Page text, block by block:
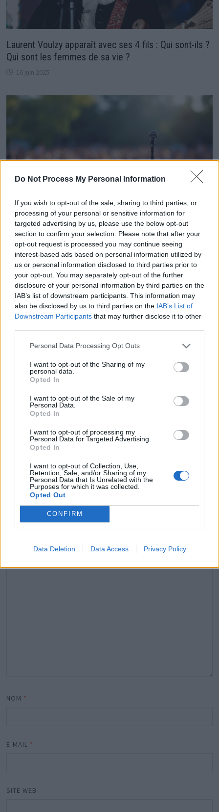
Do Not Process My Personal Information
If you wish to opt-out of the sale, sharing to third parties, or
processing of your personal or sensitive information for
targeted advertising by us, please use the below opt-out
section to confirm your selection. Please note that after your
opt-out request is processed you may continue seeing
interest-based ads based on personal information utilized by
us or personal information disclosed to third parties prior to
your opt-out. You may separately opt-out of the further
disclosure of your personal information by third parties on the
IAB’s list of downstream participants. This information may
also be disclosed by us to third parties on the IAB’s List of
Downstream Participants that may further disclose it to other
Personal Data Processing Opt Outs
I want to opt-out of the Sharing of my
personal data.
Opted In
I want to opt-out of the Sale of my
Personal Data.
Opted In
I want to opt-out of processing my
Personal Data for Targeted Advertising.
Opted In
I want to opt-out of Collection, Use,
Retention, Sale, and/or Sharing of my
Personal Data that Is Unrelated with the
Purposes for which it was collected.
Opted Out
CONFIRM
Data Deletion Data Access Privacy Policy
Laurent Voulzy apparaît avec ses 4 fils : Qui sont-ils ?
Qui sont les femmes de sa vie ?
16 juin 2025
Star Academy 2026 : une candidate absente pour un
deuil bouleversant
Angélil dix ans après sa disparition
17 janvier 2026
Laisser un commentaire
Votre adresse e-mail ne sera pas publiée.
obligatoires sont indiqués avec*
NOM *
E-MAIL *
SITE WEB